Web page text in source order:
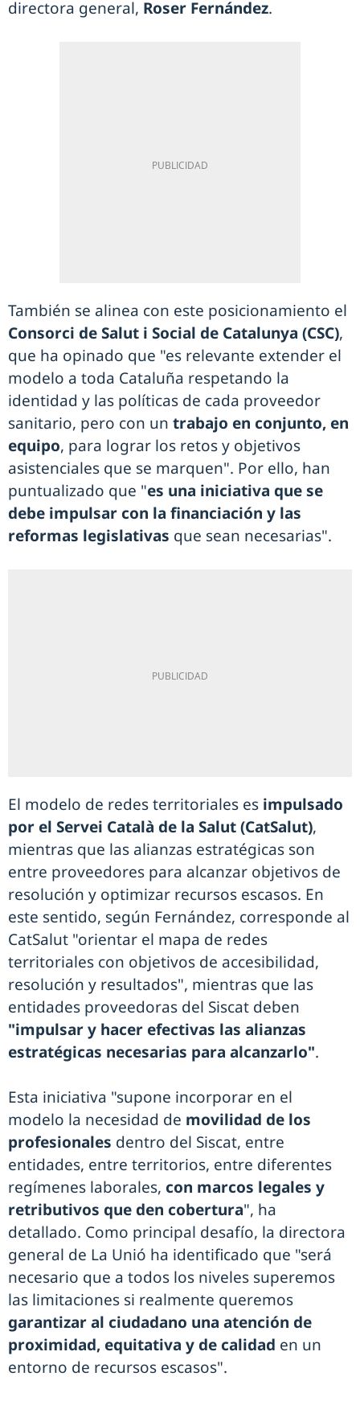
directora general, Roser Fernández.
También se alinea con este posicionamiento el
Consorci de Salut i Social de Catalunya (CSC),
que ha opinado que "es relevante extender el
modelo a toda Cataluña respetando la
identidad y las políticas de cada proveedor
sanitario, pero con un trabajo en conjunto, en
equipo, para lograr los retos y objetivos
asistenciales que se marquen". Por ello, han
puntualizado que "es una iniciativa que se
debe impulsar con la financiación y las
reformas legislativas que sean necesarias".
El modelo de redes territoriales es impulsado
por el Servei Català de la Salut (CatSalut),
mientras que las alianzas estratégicas son
entre proveedores para alcanzar objetivos de
resolución y optimizar recursos escasos. En
este sentido, según Fernández, corresponde al
CatSalut "orientar el mapa de redes
territoriales con objetivos de accesibilidad,
resolución y resultados", mientras que las
entidades proveedoras del Siscat deben
"impulsar y hacer efectivas las alianzas
estratégicas necesarias para alcanzarlo".
Esta iniciativa "supone incorporar en el
modelo la necesidad de movilidad de los
profesionales dentro del Siscat, entre
entidades, entre territorios, entre diferentes
regímenes laborales, con marcos legales y
retributivos que den cobertura", ha
detallado. Como principal desafío, la directora
general de La Unió ha identificado que "será
necesario que a todos los niveles superemos
las limitaciones si realmente queremos
garantizar al ciudadano una atención de
proximidad, equitativa y de calidad en un
entorno de recursos escasos".